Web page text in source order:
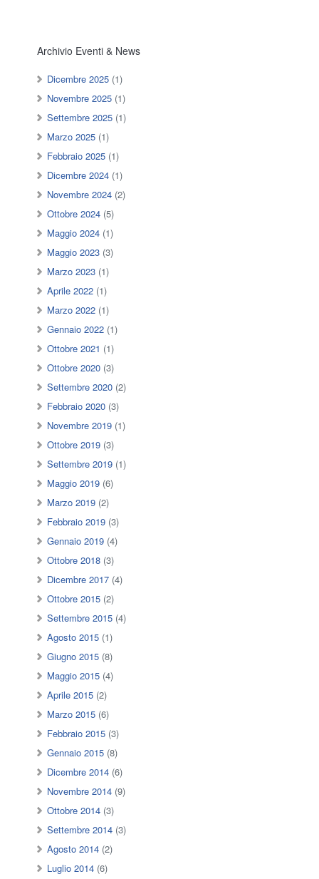
Archivio Eventi & News
Dicembre 2025 (1)
Novembre 2025 (1)
Settembre 2025 (1)
Marzo 2025 (1)
Febbraio 2025 (1)
Dicembre 2024 (1)
Novembre 2024 (2)
Ottobre 2024 (5)
Maggio 2024 (1)
Maggio 2023 (3)
Marzo 2023 (1)
Aprile 2022 (1)
Marzo 2022 (1)
Gennaio 2022 (1)
Ottobre 2021 (1)
Ottobre 2020 (3)
Settembre 2020 (2)
Febbraio 2020 (3)
Novembre 2019 (1)
Ottobre 2019 (3)
Settembre 2019 (1)
Maggio 2019 (6)
Marzo 2019 (2)
Febbraio 2019 (3)
Gennaio 2019 (4)
Ottobre 2018 (3)
Dicembre 2017 (4)
Ottobre 2015 (2)
Settembre 2015 (4)
Agosto 2015 (1)
Giugno 2015 (8)
Maggio 2015 (4)
Aprile 2015 (2)
Marzo 2015 (6)
Febbraio 2015 (3)
Gennaio 2015 (8)
Dicembre 2014 (6)
Novembre 2014 (9)
Ottobre 2014 (3)
Settembre 2014 (3)
Agosto 2014 (2)
Luglio 2014 (6)